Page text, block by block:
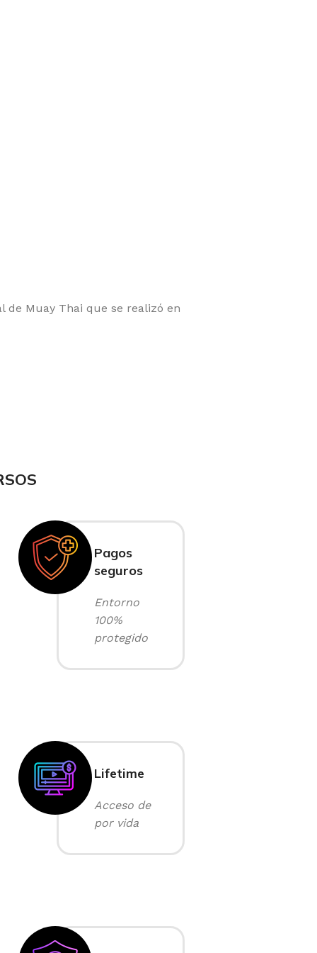
de Muay Thai que se realizó en
Pagos
seguros
Entorno
100%
protegido
Lifetime
Acceso de
por vida